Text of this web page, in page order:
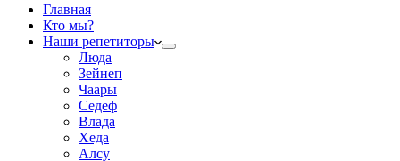
Главная
Кто мы?
Наши репетиторы
Люда
Зейнеп
Чаары
Седеф
Влада
Хеда
Алсу